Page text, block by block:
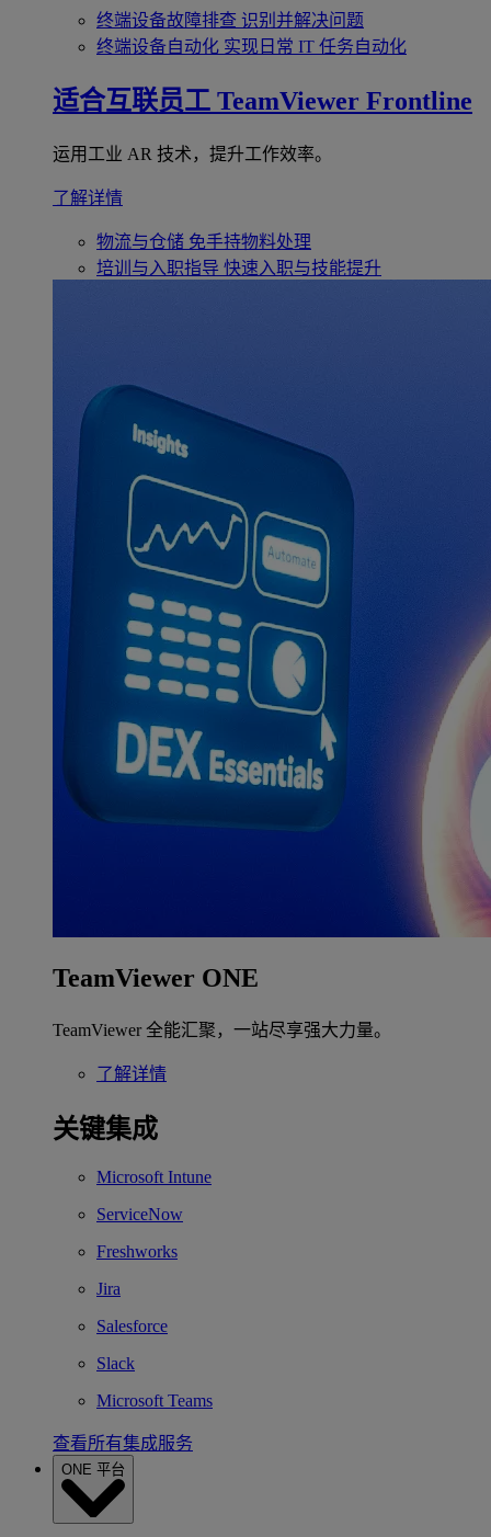
终端设备故障排查 识别并解决问题
终端设备自动化 实现日常 IT 任务自动化
适合互联员工 TeamViewer Frontline
运用工业 AR 技术，提升工作效率。
了解详情
物流与仓储 免手持物料处理
培训与入职指导 快速入职与技能提升
TeamViewer ONE
TeamViewer 全能汇聚，一站尽享强大力量。
了解详情
关键集成
Microsoft Intune
ServiceNow
Freshworks
Jira
Salesforce
Slack
Microsoft Teams
查看所有集成服务
ONE 平台